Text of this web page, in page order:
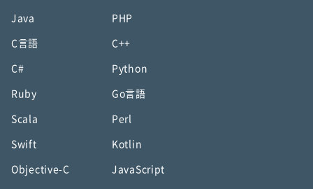
Java PHP
C言語 C++
C# Python
Ruby Go言語
Scala Perl
Swift Kotlin
Objective-C JavaScript